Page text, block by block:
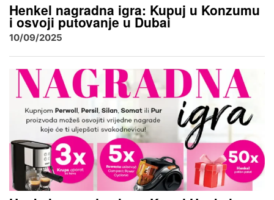
Henkel nagradna igra: Kupuj u Konzumu
i osvoji putovanje u Dubai
10/09/2025